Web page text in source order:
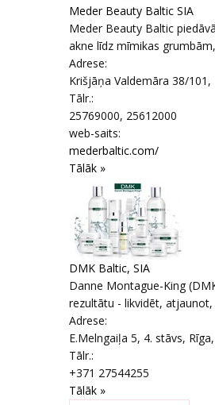
Meder Beauty Baltic SIA
Meder Beauty Baltic
akne līdz mīmikas
Adrese:
Krišjāņa Valdemāra 38/101 ,
Tālr.:
25769000, 25612000
web-saits:
mederbaltic.com/
Tālāk »
DMK Baltic, SIA
Danne Montague-King
rezultātu - likvidēt,
Adrese:
E.Melngaiļa 5, 4. stāvs, Rīga
Tālr.:
+371 27544255
Tālāk »